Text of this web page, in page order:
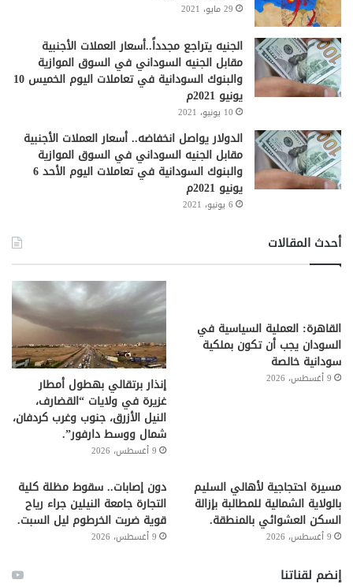
29 مايو، 2021
الجنيه يتراجع مجدداً..أسعار العملات الأجنبية
مقابل الجنيه السوداني في السوق الموازية
والبنوك السودانية في تعاملات اليوم الخميس 10
يونيو 2021م
10 يونيو، 2021
الدولار يواصل انخفاضه.. أسعار العملات الأجنبية
مقابل الجنيه السوداني في السوق الموازية
والبنوك السودانية في تعاملات اليوم الأحد 6
يونيو 2021م
6 يونيو، 2021
أحدث المقالات
القاهرة: العملية السياسية في
السودان يجب أن تكون بملكية
سودانية خالصة
9 أغسطس، 2026 إنذار برتقالي بهطول أمطار
غزيرة في ولايات “القضارف،
النيل الأزرق، جنوب وغرب كردفان،
شمال ووسط دارفور”.
9 أغسطس، 2026
مسيرة احتجاجية لأهالي السليم
بالولاية الشمالية للمطالبة بإزالة
السكن العشوائي بالمنطقة.
9 أغسطس، 2026
دون إصابات.. سقوط مظلة كلية
التجارة جامعة النيلين جراء رياح
قوية ضربت الخرطوم ليل السبت.
9 أغسطس، 2026
إنضم لقناتنا